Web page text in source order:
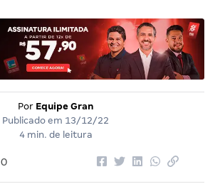
Por Equipe Gran
Publicado em 13/12/22
4 min. de leitura
0